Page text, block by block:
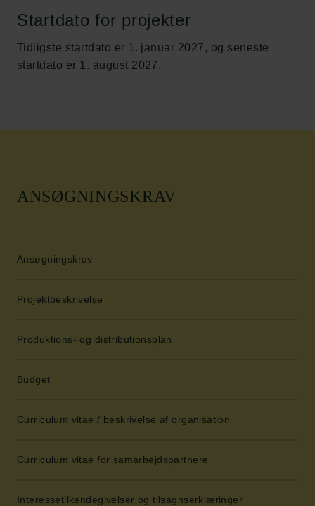
Startdato for projekter
Tidligste startdato er 1. januar 2027, og seneste
startdato er 1. august 2027.
ANSØGNINGSKRAV
Ansøgningskrav
Projektbeskrivelse
Produktions- og distributionsplan
Budget
Curriculum vitae / beskrivelse af organisation
Curriculum vitae for samarbejdspartnere
Interessetilkendegivelser og tilsagnserklæringer